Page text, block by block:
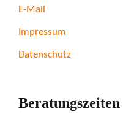
E-Mail
Impressum
Datenschutz
Beratungszeiten